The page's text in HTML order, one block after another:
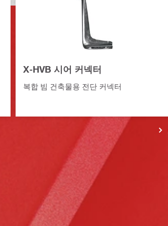
X-HVB 시어 커넥터
복합 빔 건축물용 전단 커넥터